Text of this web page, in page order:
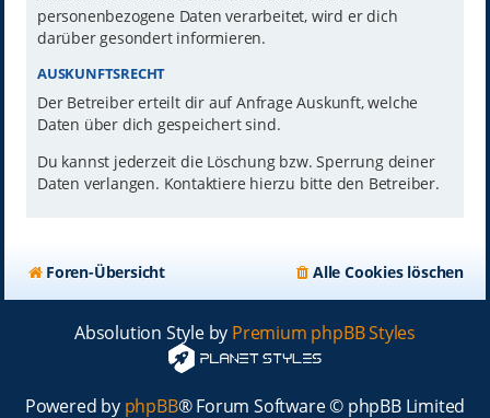
personenbezogene Daten verarbeitet, wird er dich
darüber gesondert informieren.
AUSKUNFTSRECHT
Der Betreiber erteilt dir auf Anfrage Auskunft, welche
Daten über dich gespeichert sind.
Du kannst jederzeit die Löschung bzw. Sperrung deiner
Daten verlangen. Kontaktiere hierzu bitte den Betreiber.
Foren-Übersicht Alle Cookies löschen
Absolution Style by Premium phpBB Styles
Powered by phpBB® Forum Software © phpBB Limited